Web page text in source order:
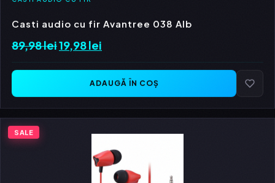
Casti audio cu fir Avantree 038 Alb
89,98leiPrețul
fost:
89,98 lei.
19,98 lei
este:
19,98 lei.
ADAUGĂ ÎN COȘ
SALE